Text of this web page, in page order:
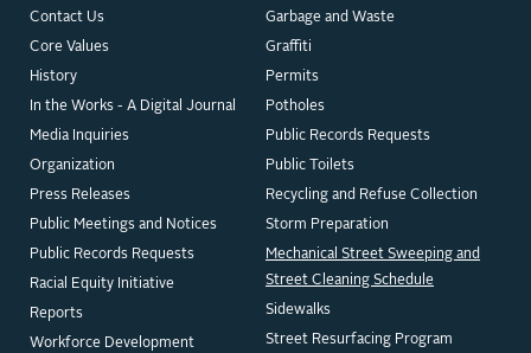
Contact Us
Core Values
History
In the Works - A Digital Journal
Media Inquiries
Organization
Press Releases
Public Meetings and Notices
Public Records Requests
Racial Equity Initiative
Reports
Workforce Development
Garbage and Waste
Graffiti
Permits
Potholes
Public Records Requests
Public Toilets
Recycling and Refuse Collection
Storm Preparation
Mechanical Street Sweeping and
Street Cleaning Schedule
Sidewalks
Street Resurfacing Program